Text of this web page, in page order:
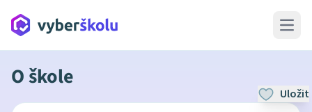
Open
O škole
Uložit